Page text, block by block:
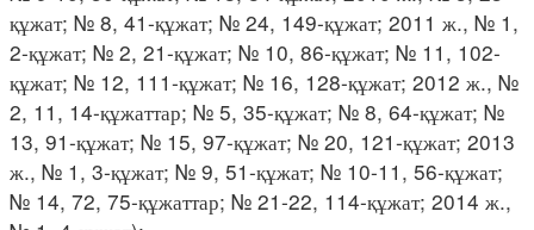
құжат; № 8, 41-құжат; № 24, 149-құжат; 2011 ж., № 1,
2-құжат; № 2, 21-құжат; № 10, 86-құжат; № 11, 102-
құжат; № 12, 111-құжат; № 16, 128-құжат; 2012 ж., №
2, 11, 14-құжаттар; № 5, 35-құжат; № 8, 64-құжат; №
13, 91-құжат; № 15, 97-құжат; № 20, 121-құжат; 2013
ж., № 1, 3-құжат; № 9, 51-құжат; № 10-11, 56-құжат;
№ 14, 72, 75-құжаттар; № 21-22, 114-құжат; 2014 ж.,